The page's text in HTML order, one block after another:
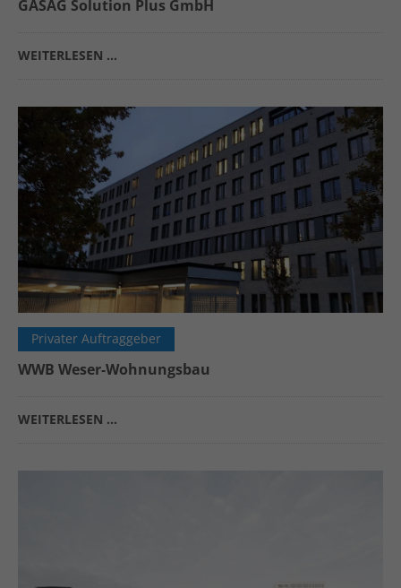
GASAG Solution Plus GmbH
WEITERLESEN …
Privater Auftraggeber
WWB Weser-Wohnungsbau
WEITERLESEN …